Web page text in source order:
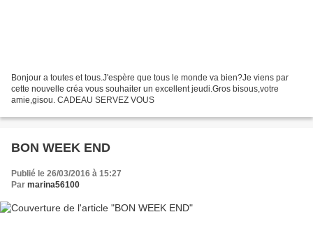
Bonjour a toutes et tous.J'espère que tous le monde va bien?Je viens par
cette nouvelle créa vous souhaiter un excellent jeudi.Gros bisous,votre
amie,gisou. CADEAU SERVEZ VOUS
BON WEEK END
Publié le 26/03/2016 à 15:27
Par marina56100